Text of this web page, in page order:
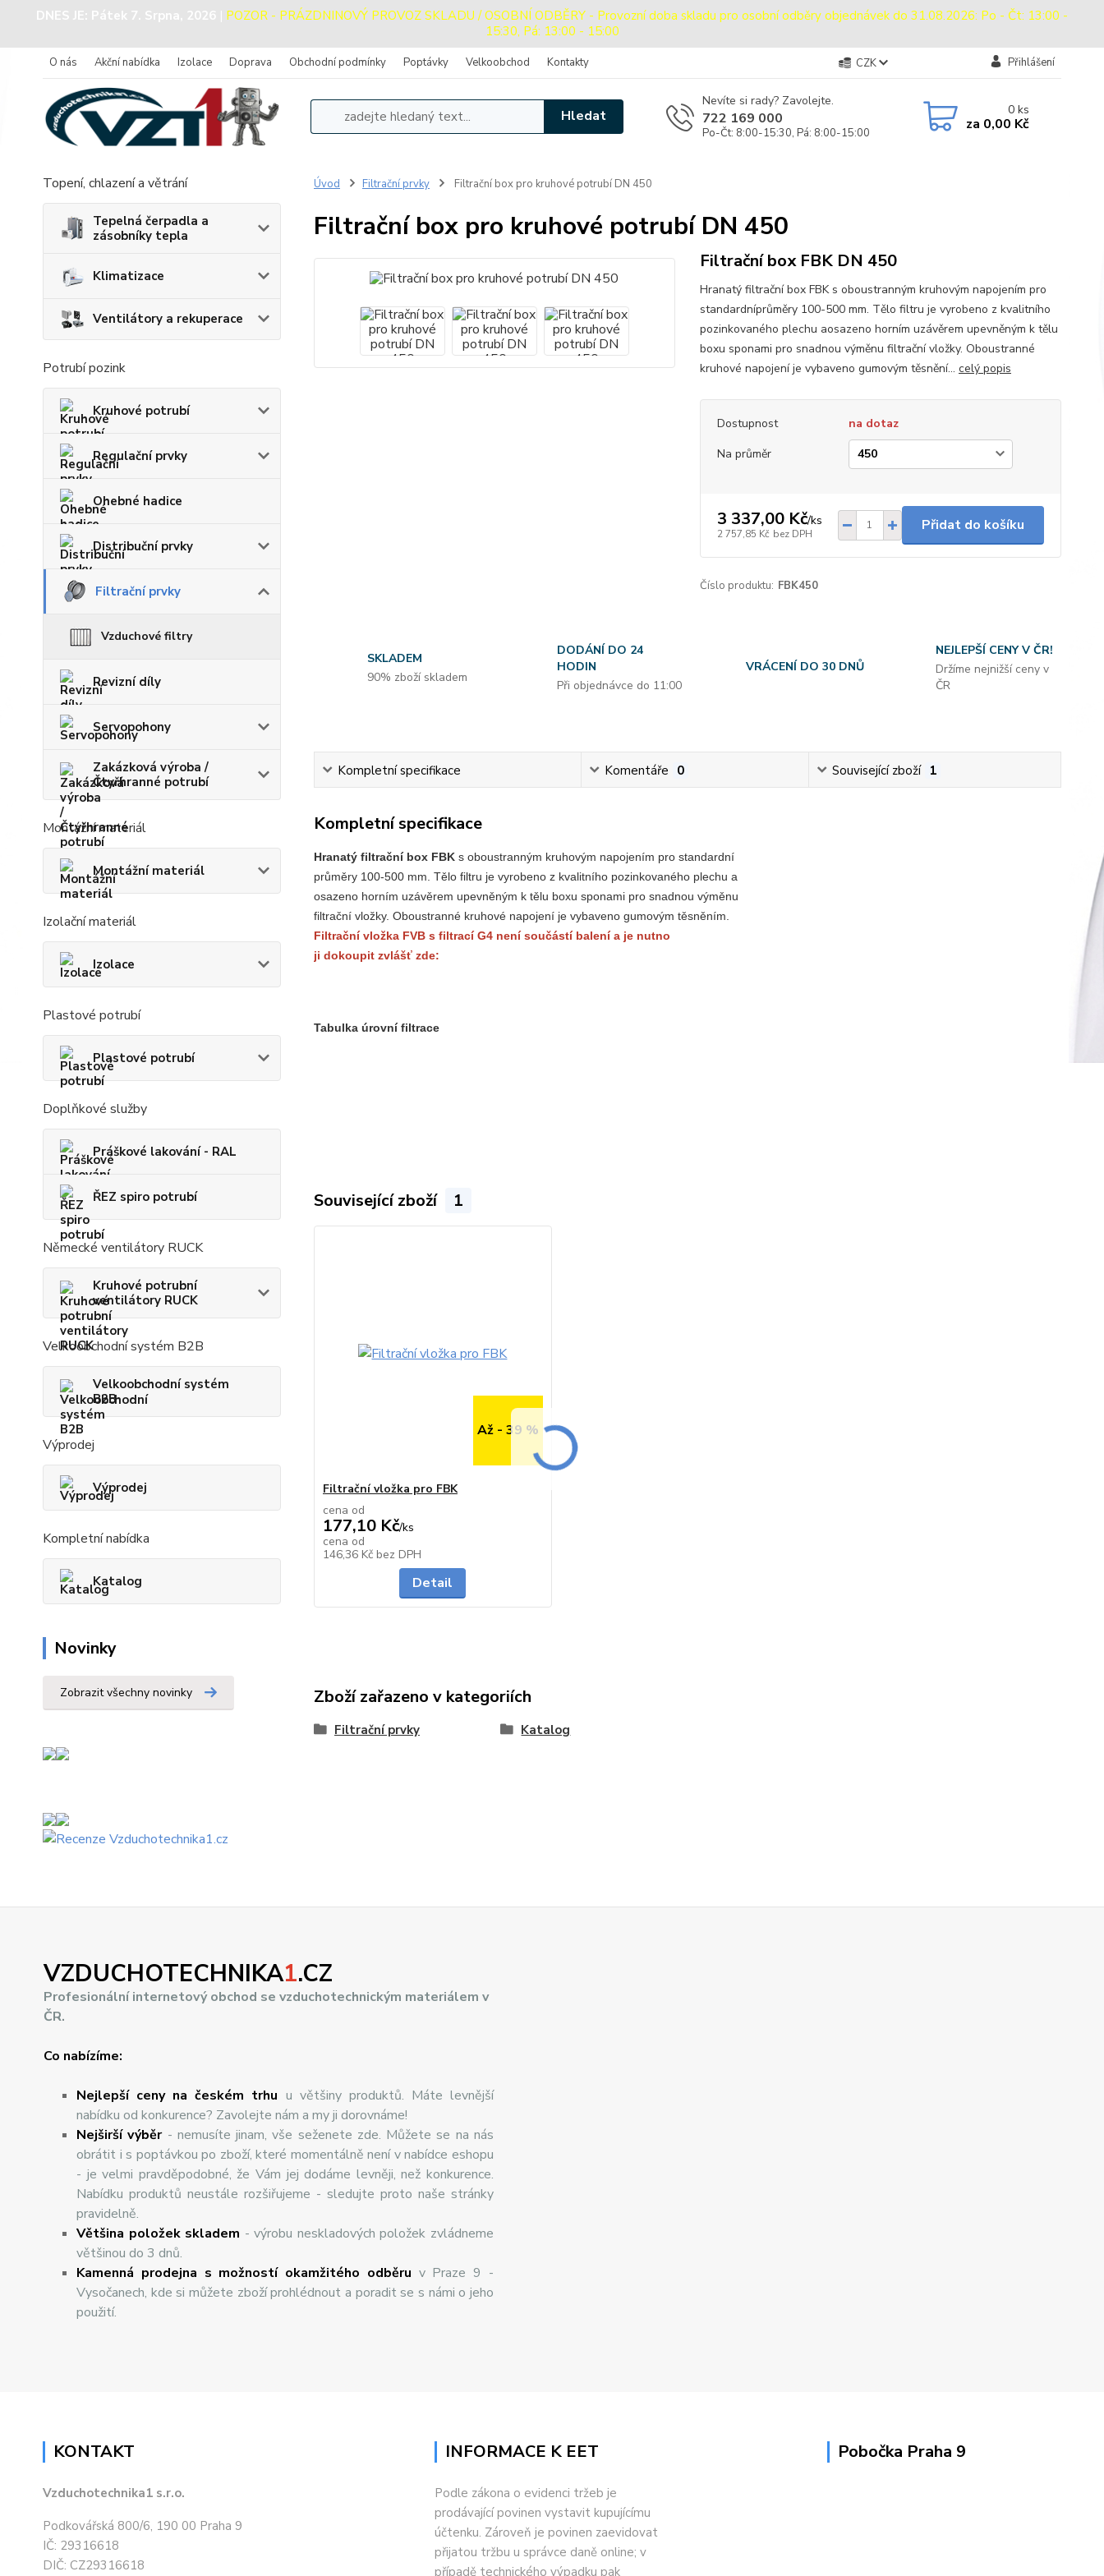
DNES JE: Pátek 7. Srpna, 2026 | POZOR - PRÁZDNINOVÝ PROVOZ SKLADU / OSOBNÍ ODBĚRY - Provozní doba skladu pro osobní odběry objednávek do 31.08.2026: Po - Čt: 13:00 -
15:30, Pá: 13:00 - 15:00
O nás Akční nabídka Izolace Doprava Obchodní podmínky Poptávky Velkoobchod Kontakty CZK Přihlášení
Hledat
Nevíte si rady? Zavolejte.
722 169 000
Po-Čt: 8:00-15:30, Pá: 8:00-15:00
0ks
za 0,00 Kč
Topení, chlazení a větrání
Tepelná čerpadla a
zásobníky tepla
Klimatizace
Ventilátory a rekuperace
Potrubí pozink
Kruhové potrubí
Regulační prvky
Ohebné hadice
Distribuční prvky
Filtrační prvky
Vzduchové filtry
Revizní díly
Servopohony
Zakázková výroba /
Čtyřhranné potrubí
Montážní materiál
Montážní materiál
Izolační materiál
Izolace
Plastové potrubí
Plastové potrubí
Doplňkové služby
Práškové lakování - RAL
ŘEZ spiro potrubí
Německé ventilátory RUCK
Kruhové potrubní
ventilátory RUCK
Velkoobchodní systém B2B
Velkoobchodní systém
B2B
Výprodej
Výprodej
Kompletní nabídka
Katalog
Novinky
Zobrazit všechny novinky
Úvod Filtrační prvky Filtrační box pro kruhové potrubí DN 450
Filtrační box pro kruhové potrubí DN 450
Filtrační box FBK DN 450
Hranatý filtrační box FBK s oboustranným kruhovým napojením pro
standardníprůměry 100-500 mm. Tělo filtru je vyrobeno z kvalitního
pozinkovaného plechu aosazeno horním uzávěrem upevněným k tělu
boxu sponami pro snadnou výměnu filtrační vložky. Oboustranné
kruhové napojení je vybaveno gumovým těsnění... celý popis
Dostupnost
na dotaz
Na průměr
3 337,00 Kč/ks
2 757,85 Kč bez DPH
Přidat do košíku
Číslo produktu: FBK450
SKLADEM
90% zboží skladem
DODÁNÍ DO 24
HODIN
Při objednávce do 11:00
VRÁCENÍ DO 30 DNŮ
NEJLEPŠÍ CENY V ČR!
Držíme nejnižší ceny v
ČR
Kompletní specifikace Komentáře 0 Související zboží 1
Kompletní specifikace
Hranatý filtrační box FBK s oboustranným kruhovým napojením pro standardní
průměry 100-500 mm. Tělo filtru je vyrobeno z kvalitního pozinkovaného plechu a
osazeno horním uzávěrem upevněným k tělu boxu sponami pro snadnou výměnu
filtrační vložky. Oboustranné kruhové napojení je vybaveno gumovým těsněním.
Filtrační vložka FVB s filtrací G4 není součástí balení a je nutno
ji dokoupit zvlášť zde:
Tabulka úrovní filtrace
Související zboží 1
Až - 39 %
Filtrační vložka pro FBK
cena od
177,10 Kč/ks
cena od
146,36 Kč bez DPH
Detail
Zboží zařazeno v kategoriích
Filtrační prvky Katalog
VZDUCHOTECHNIKA1.CZ
Profesionální internetový obchod se vzduchotechnickým materiálem v
ČR.
Co nabízíme:
Nejlepší ceny na českém trhu u většiny produktů. Máte levnější
nabídku od konkurence? Zavolejte nám a my ji dorovnáme!
Nejširšívýběr- nemusíte jinam, vše seženete zde. Můžete se na nás
obrátit i s poptávkou po zboží, které momentálně není v nabídce eshopu
- je velmi pravděpodobné, že Vám jej dodáme levněji, než konkurence.
Nabídku produktů neustále rozšiřujeme - sledujte proto naše stránky
pravidelně.
Většina položek skladem - výrobu neskladových položek zvládneme
většinou do 3 dnů.
Kamenná prodejna s možností okamžitého odběru v Praze 9 -
Vysočanech, kde si můžete zboží prohlédnout a poradit se s námi o jeho
použití.
KONTAKT
Vzduchotechnika1 s.r.o.
Podkovářská 800/6, 190 00 Praha 9
IČ: 29316618
DIČ: CZ29316618
INFORMACE K EET
Podle zákona o evidenci tržeb je
prodávající povinen vystavit kupujícímu
účtenku. Zároveň je povinen zaevidovat
přijatou tržbu u správce daně online; v
případě technického výpadku pak
Pobočka Praha 9